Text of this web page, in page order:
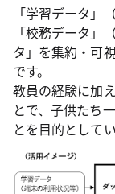
「学習データ」
「校務データ」
タ」を集約・可
です。
教員の経験に加
とで、子供たち
とを目的としてい